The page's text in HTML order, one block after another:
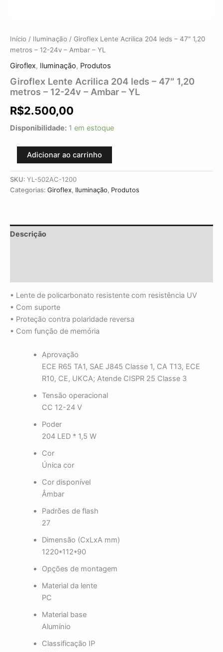
Início / Iluminação / Giroflex Lente Acrilica 204 leds – 47″ 1,20
metros – 12-24v – Ambar – YL
Giroflex, Iluminação, Produtos
Giroflex Lente Acrilica 204 leds – 47″ 1,20
metros – 12-24v – Ambar – YL
R$2.500,00
Disponibilidade: 1 em estoque
Adicionar ao carrinho
SKU: YL-502AC-1200
Categorias: Giroflex, Iluminação, Produtos
Descrição
• Lente de policarbonato resistente com resistência UV
• Com suporte
• Proteção contra polaridade reversa
• Com função de memória
Aprovação
ECE R65 TA1, SAE J845 Classe 1, CA T13, ECE
R10, CE, UKCA; Atende CISPR 25 Classe 3
Tensão operacional
CC 12-24 V
Poder
204 LED * 1,5 W
Cor
Única cor
Cor disponível
Âmbar
Padrões de flash
27
Dimensão (CxLxA mm)
1220*112*90
Opções de montagem
Material da lente
PC
Material base
Alumínio
Classificação IP